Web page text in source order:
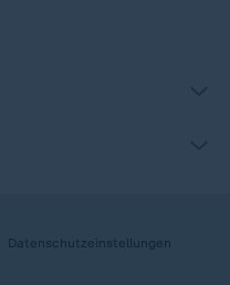
Datenschutzeinstellungen